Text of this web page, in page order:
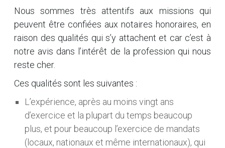
Nous sommes très attentifs aux missions qui
peuvent être confiées aux notaires honoraires, en
raison des qualités qui s’y attachent et car c’est à
notre avis dans l’intérêt de la profession qui nous
reste cher.
Ces qualités sont les suivantes :
L’expérience, après au moins vingt ans
d’exercice et la plupart du temps beaucoup
plus, et pour beaucoup l’exercice de mandats
(locaux, nationaux et même internationaux), qui